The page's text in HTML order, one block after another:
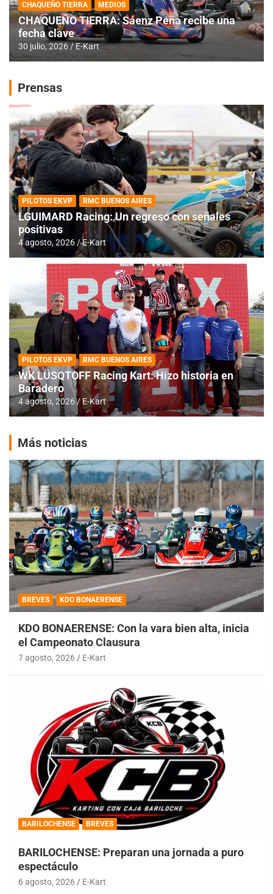
CHAQUEÑO TIERRA MEDIOS
CHAQUEÑO TIERRA: Sáenz Peña recibe una
fecha clave
30 julio, 2026 E-Kart
Prensas
PILOTOS EKVP RMC BUENOS AIRES
LGUIMARD Racing: Un regreso con señales
positivas
4 agosto, 2026 E-Kart
PILOTOS EKVP RMC BUENOS AIRES
WK LÜSQTOFF Racing Kart: Hizo historia en
Baradero
4 agosto, 2026 E-Kart
Más noticias
BREVES KDO BONAERENSE
KDO BONAERENSE: Con la vara bien alta, inicia
el Campeonato Clausura
7 agosto, 2026 E-Kart
BARILOCHENSE BREVES
BARILOCHENSE: Preparan una jornada a puro
espectáculo
6 agosto, 2026 E-Kart